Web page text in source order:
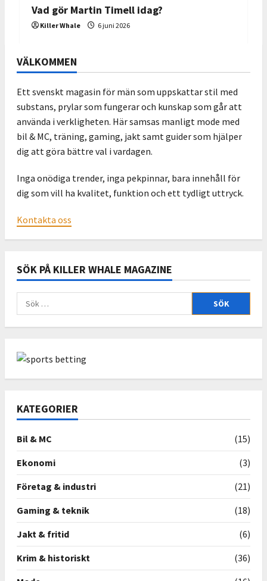
Vad gör Martin Timell idag?
Killer Whale 6 juni 2026
VÄLKOMMEN
Ett svenskt magasin för män som uppskattar stil med
substans, prylar som fungerar och kunskap som går att
använda i verkligheten. Här samsas manligt mode med
bil & MC, träning, gaming, jakt samt guider som hjälper
dig att göra bättre val i vardagen.
Inga onödiga trender, inga pekpinnar, bara innehåll för
dig som vill ha kvalitet, funktion och ett tydligt uttryck.
Kontakta oss
SÖK PÅ KILLER WHALE MAGAZINE
Sök
efter:
KATEGORIER
Bil & MC
(15)
Ekonomi
(3)
Företag & industri
(21)
Gaming & teknik
(18)
Jakt & fritid
(6)
Krim & historiskt
(36)